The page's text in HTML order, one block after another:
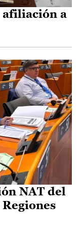
afiliación a
NAT del